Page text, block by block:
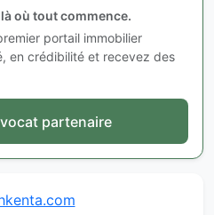
où tout commence.
portail immobilier
en crédibilité et recevez des
partenaire